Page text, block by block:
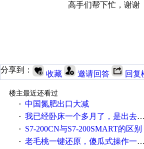
高手们帮下忙，谢谢
分享到： 收藏 邀请回答 回复
楼主最近还看过
· 中国氮肥出口大减
· 我已经卧床一个多月了，是出去安装机械手在高速遭遇车祸所致:大家工作都要特别注意啊
· S7-200CN与S7-200SMART的区别
· 老毛桃一键还原，傻瓜式操作一键轻松备份还原；程序为向导式安装，一键即可实现自动备份或还原系统。